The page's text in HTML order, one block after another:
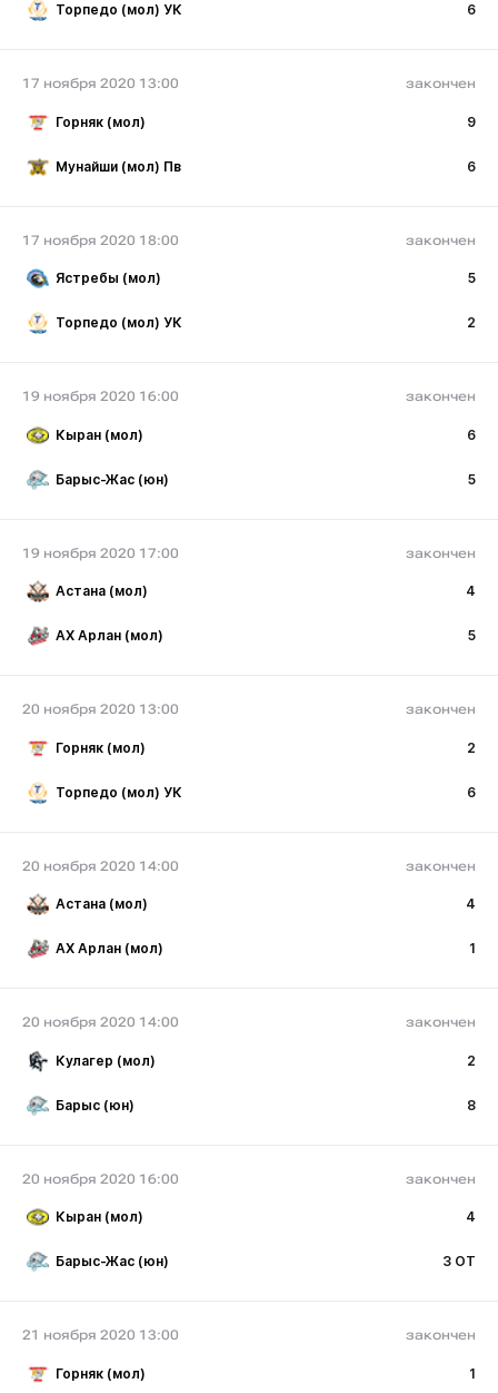
Торпедо (мол) УК 6
17 ноября 2020 13:00 закончен
Горняк (мол) 9
Мунайши (мол) Пв 6
17 ноября 2020 18:00 закончен
Ястребы (мол) 5
Торпедо (мол) УК 2
19 ноября 2020 16:00 закончен
Кыран (мол) 6
Барыс-Жас (юн) 5
19 ноября 2020 17:00 закончен
Астана (мол) 4
АХ Арлан (мол) 5
20 ноября 2020 13:00 закончен
Горняк (мол) 2
Торпедо (мол) УК 6
20 ноября 2020 14:00 закончен
Астана (мол) 4
АХ Арлан (мол) 1
20 ноября 2020 14:00 закончен
Кулагер (мол) 2
Барыс (юн) 8
20 ноября 2020 16:00 закончен
Кыран (мол) 4
Барыс-Жас (юн) 3 ОТ
21 ноября 2020 13:00 закончен
Горняк (мол) 1